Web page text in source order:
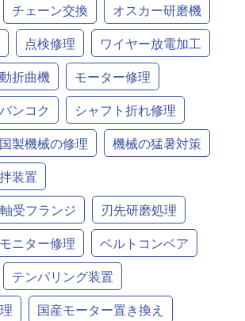
チェーン交換
オスカー研磨機
点検修理
ワイヤー放電加工
折曲機
モーター修理
バンコク
シャフト折れ修理
製機械の修理
機械の猛暑対策
装置
受フランジ
刃先研磨処理
モニター修理
ベルトコンベア
テンパリング装置
国産モーター置き換え